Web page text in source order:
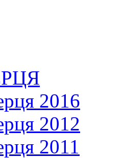
2016
2012
2011